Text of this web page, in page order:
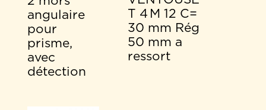
angulaire
pour
prisme,
avec
détection
T 4 M 12 C=
30 mm Rég
50 mm a
ressort